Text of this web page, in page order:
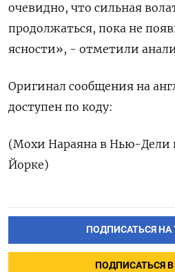
очевидно, что сильная
продолжаться, пока не
ясности», - отметили
Оригинал сообщения на
доступен по коду:
(Мохи Нараяна в Нью-
Йорке)
ПОДПИСАТЬСЯ НА
ПОДПИСАТЬСЯ В